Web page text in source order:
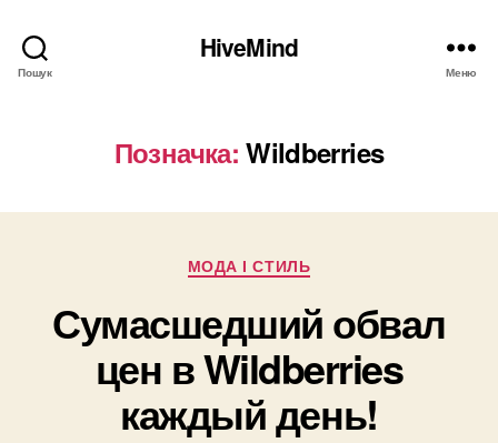
Пошук
HiveMind
Меню
Позначка: Wildberries
Категорії
МОДА І СТИЛЬ
Сумасшедший обвал
цен в Wildberries
каждый день!